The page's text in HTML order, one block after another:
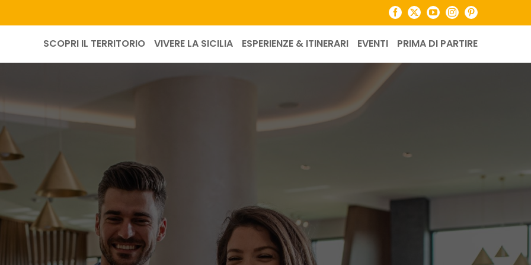
Facebook
X YouTubeInstagramPinterest
SCOPRI IL TERRITORIO VIVERE LA SICILIA ESPERIENZE & ITINERARI EVENTI PRIMA DI PARTIRE